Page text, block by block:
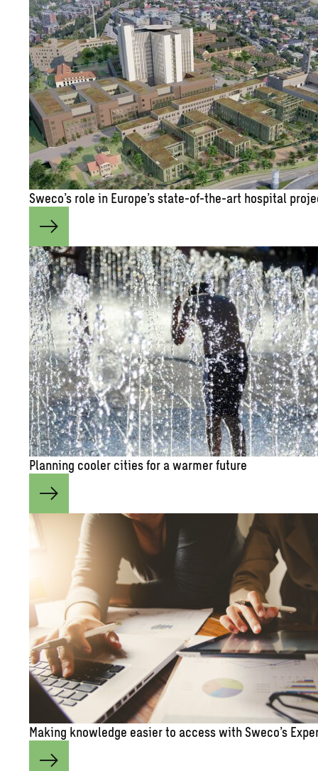
Sweco’s role in Eu­rope’s state-of-the-art hos­pi­tal
Plan­ning cooler cities for a warmer fu­ture
Mak­ing knowl­edge eas­ier to ac­cess with Sweco’s